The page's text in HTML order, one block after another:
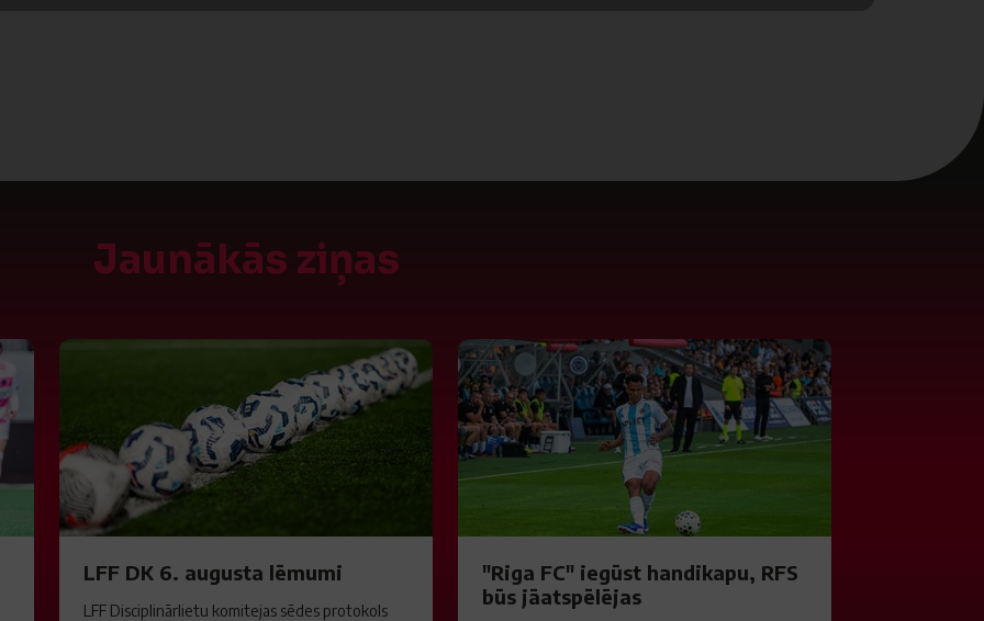
Jaunākās ziņas
LFF DK 6. augusta lēmumi
LFF Disciplinārlietu komitejas sēdes protokols
"Riga FC" iegūst handikapu, RFS
būs jāatspēlējas